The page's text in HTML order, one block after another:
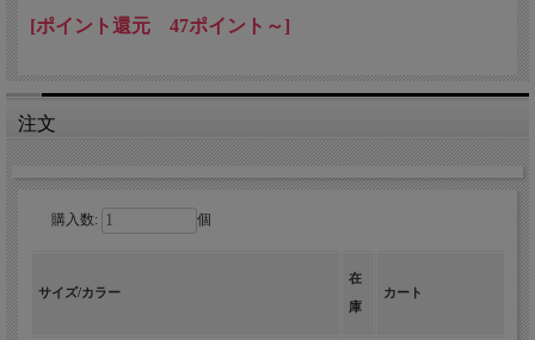
和・洋・中折衷な文化をバックプリント
で表現した、裾を絞れるTシャツ。
[ポイント還元 47ポイント～]
注文
購入数: 個
サイズ/カラー
在
庫
カート